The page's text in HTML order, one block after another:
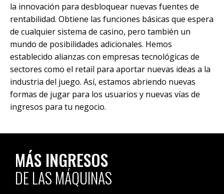
la innovación para desbloquear nuevas fuentes de
rentabilidad. Obtiene las funciones básicas que espera
de cualquier sistema de casino, pero también un
mundo de posibilidades adicionales. Hemos
establecido alianzas con empresas tecnológicas de
sectores como el retail para aportar nuevas ideas a la
industria del juego. Así, estamos abriendo nuevas
formas de jugar para los usuarios y nuevas vías de
ingresos para tu negocio.
MÁS INGRESOS
DE LAS MÁQUINAS